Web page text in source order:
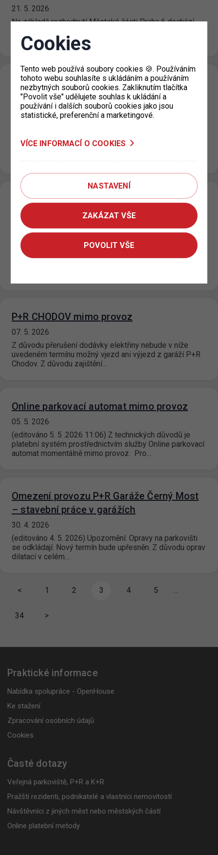
21. 5. 2026
Na základě rozhodnutí Městské části Praha 6 dochází
k pozvolné změně zón placeného stání (ZPS)…
Omezení provozní doby výdejny
parkovacích oprávnění pro Prahu 3, KC
Vozovna
Z technických důvodů bude dne 19. 5. 2026 v době od
12:00 do 15:00 hod. provoz výdejny parkovacích
Parkovací dům Dědina – rozšíření
možnosti rezervace pro obyvatele širšího
okolí
11. 5. 2026
V lokalitě sídliště Dědina, u křižovatky ulic Drnovská a
P+R CHODOV mimo provoz
07. 5. 2026
Z důvodu přerušení dodávky elektřiny nebude v níže
uvedeném termínu možný vjezd ani výjezd z garáží P+R
Chodov. Z důvodu zajištění…
Online parkovací automat mimo provoz
05. 5. 2026
(editováno 5. 5 .2026 11:06) Z technických důvodů je
platební systém prostřednictvím služby Online parkovací
automat momentálně mimo provoz. Pro…
Omezení provozu P+R Garáže Černý Most
– stavební práce v garážích
30. 4. 2026
(editováno 4. 5. 2026) Upozornění: Opravy na parkovišti
se odkládají. Nový termín bude upřesněn. Z důvodu oprav
dilatací v celém…
< 1 2 3 4 5 …
34 >
Praktické informace
Nabídka spolupráce - OpenHouse
Ke stažení
Zpracování osobních údajů
Cookies
Časté dotazy
Veřejná parkoviště, P+R a K+R
Pražští rezidenti, podnikatelé a vlastníci nemovitostí
Návštěvníci z jiných měst nebo městských částí
Online platební metody
Cookies
Tento web používá soubory cookies 🍪. Používáním
tohoto webu souhlasíte s ukládáním a používáním
nezbytných souborů cookies. Zakliknutím tlačítka
"Povolit vše" udělujete souhlas k ukládání a
používání i dalších souborů cookies jako jsou
statistické, preferenční a marketingové.
VÍCE INFORMACÍ O COOKIES
NASTAVENÍ
ZAKÁZAT VŠE
POVOLIT VŠE